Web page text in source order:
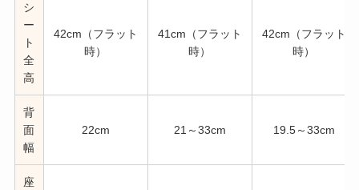
シ
ー
ト
全
高
42cm（フラット
時）
41cm（フラット
時）
42cm（フラット
時）
背
面
幅
22cm 21～33cm 19.5～33cm
座